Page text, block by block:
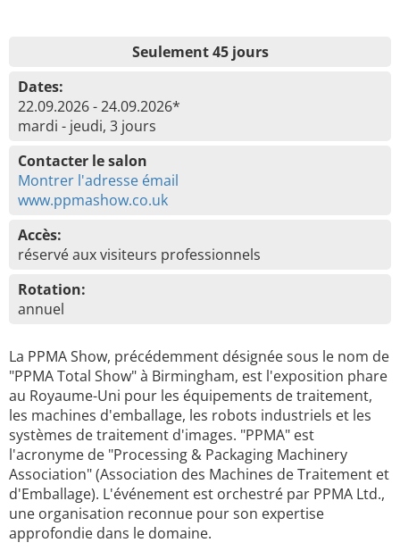
Seulement 45 jours
Dates:
22.09.2026 - 24.09.2026*
mardi - jeudi, 3 jours
Contacter le salon
Montrer l'adresse émail
www.ppmashow.co.uk
Accès:
réservé aux visiteurs professionnels
Rotation:
annuel
La PPMA Show, précédemment désignée sous le nom de
"PPMA Total Show" à Birmingham, est l'exposition phare
au Royaume-Uni pour les équipements de traitement,
les machines d'emballage, les robots industriels et les
systèmes de traitement d'images. "PPMA" est
l'acronyme de "Processing & Packaging Machinery
Association" (Association des Machines de Traitement et
d'Emballage). L'événement est orchestré par PPMA Ltd.,
une organisation reconnue pour son expertise
approfondie dans le domaine.